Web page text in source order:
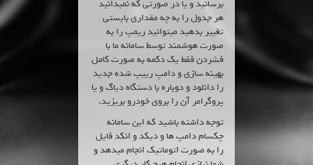
برسانید و یا در صورتی که نمیدانید
هر جدول را به چه مقداری بایستی
تغییر بدهید میتوانید ریمپ را به
صورت هوشمند توسط سامانه ما با
فشردن فقط یک دکمه به صورت کامل
بهینه سازی و دامپ رییپ شده جدید
را دانلود و دوباره با دستگاه دیاگ و یا
پروگرامر آن را بروی خودرو بریزید.
توجه داشته باشید که این سامانه
چکسام دامپ ها و دیکد و انکد فایل
را به صورت اتوماتیک انجام میدهد و